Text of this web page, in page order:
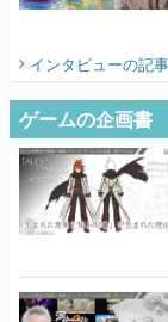
インタビューの記
ゲームの企画書